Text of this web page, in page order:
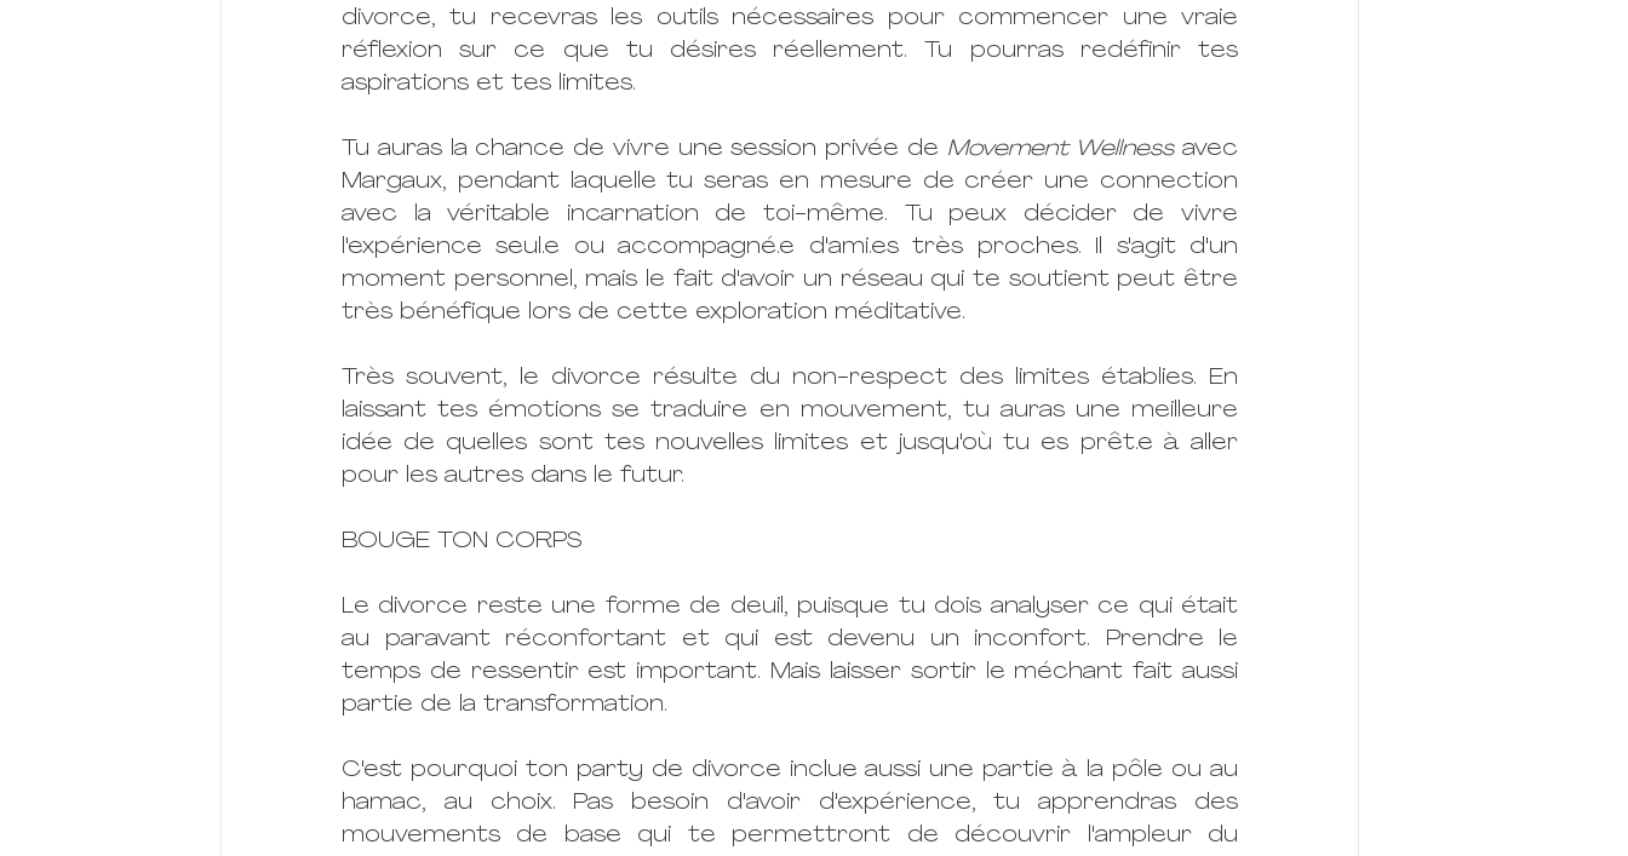
divorce, tu recevras les outils nécessaires pour commencer une vraie
réflexion sur ce que tu désires réellement. Tu pourras redéfinir tes
aspirations et tes limites.
Tu auras la chance de vivre une session privée de Movement Wellness avec
Margaux, pendant laquelle tu seras en mesure de créer une connection
avec la véritable incarnation de toi-même. Tu peux décider de vivre
l'expérience seul.e ou accompagné.e d'ami.es très proches. Il s'agit d'un
moment personnel, mais le fait d'avoir un réseau qui te soutient peut être
très bénéfique lors de cette exploration méditative.
Très souvent, le divorce résulte du non-respect des limites établies. En
laissant tes émotions se traduire en mouvement, tu auras une meilleure
idée de quelles sont tes nouvelles limites et jusqu'où tu es prêt.e à aller
pour les autres dans le futur.
BOUGE TON CORPS
Le divorce reste une forme de deuil, puisque tu dois analyser ce qui était
au paravant réconfortant et qui est devenu un inconfort. Prendre le
temps de ressentir est important. Mais laisser sortir le méchant fait aussi
partie de la transformation.
C'est pourquoi ton party de divorce inclue aussi une partie à la pôle ou au
hamac, au choix. Pas besoin d'avoir d'expérience, tu apprendras des
mouvements de base qui te permettront de découvrir l'ampleur du